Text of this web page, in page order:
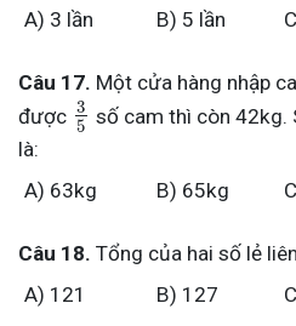
A) 3 lần
B) 5 lần
Câu 17. Một cửa hàng nhập
được 3
5 số cam thì còn 42kg.
là:
A) 63kg
B) 65kg
Câu 18. Tổng của hai số lẻ
A) 121
B) 127